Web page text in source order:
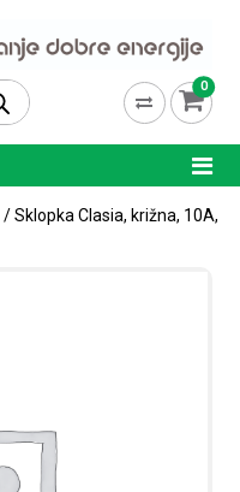
0
/ Sklopka Clasia, križna, 10A,